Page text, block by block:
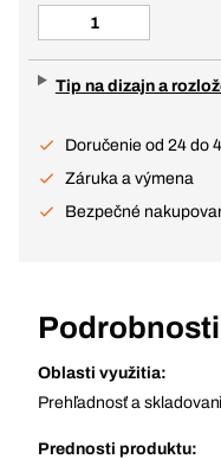
Tip na dizajn a
Doručenie od 24 do
Záruka a výmena
Bezpečné
Podrobnosti
Oblasti využitia:
Prehľadnosť a
Prednosti produktu: